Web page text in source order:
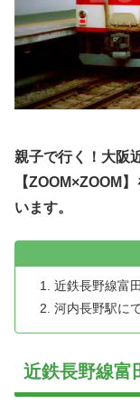
親子で行く！大阪
【ZOOM×ZOOM
います。
近鉄長野線富
河内長野駅に
近鉄長野線富